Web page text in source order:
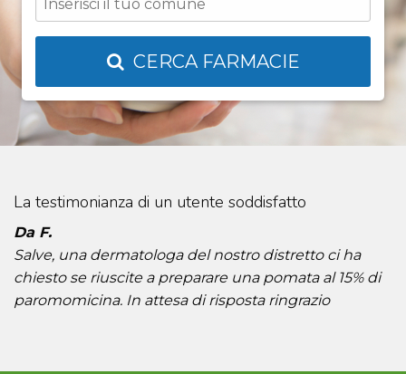
CERCA FARMACIE
La testimonianza di un utente soddisfatto
Da F.
Salve, una dermatologa del nostro distretto ci ha
chiesto se riuscite a preparare una pomata al 15% di
paromomicina. In attesa di risposta ringrazio